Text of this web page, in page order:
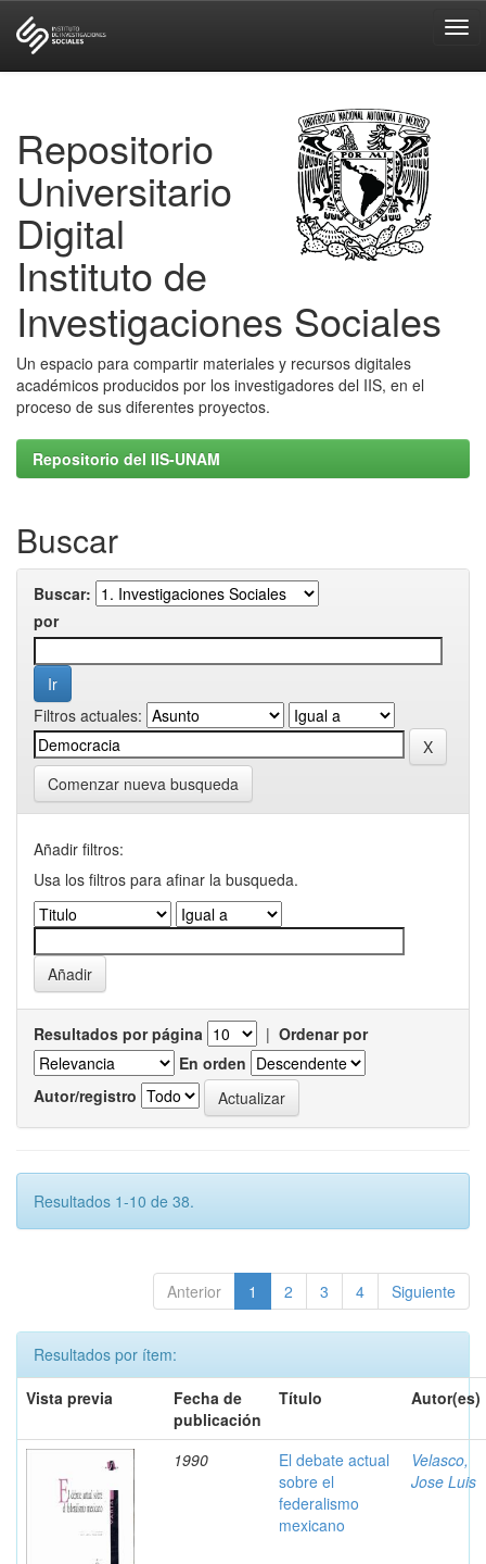
Repositorio
Universitario
Digital
Instituto de
Investigaciones Sociales
Un espacio para compartir materiales y recursos digitales
académicos producidos por los investigadores del IIS, en el
proceso de sus diferentes proyectos.
Repositorio del IIS-UNAM
Buscar
Buscar:
por
Filtros actuales:
Comenzar nueva busqueda
Añadir filtros:
Usa los filtros para afinar la busqueda.
Resultados por página | Ordenar por
En orden
Autor/registro
Resultados 1-10 de 38.
Anterior 1 2 3 4 Siguiente
Resultados por ítem:
Vista previa
Fecha de
publicación
Título Autor(es)
1990
El debate actual
sobre el
federalismo
mexicano
Velasco,
Jose Luis